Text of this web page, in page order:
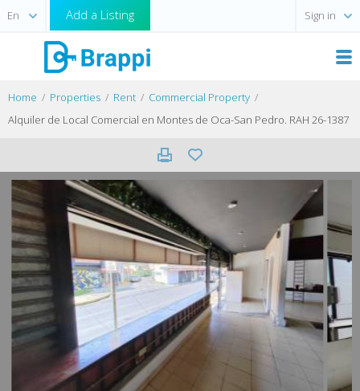
Add a Listing Sign in
Home Properties Rent
Commercial Property
Alquiler de Local Comercial en Montes de Oca-San Pedro. RAH 26-1387